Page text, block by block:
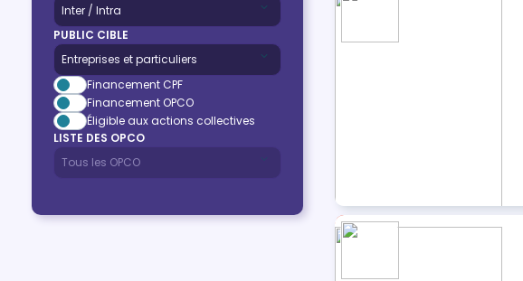
PUBLIC CIBLE
Financement CPF
Financement OPCO
Éligible aux actions collectives
LISTE DES OPCO